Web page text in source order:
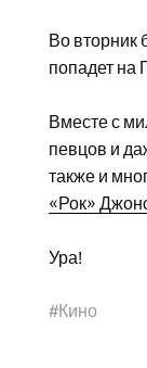
Во вторник
попадет на
Вместе с
певцов и
также и
«Рок»
Ура!
#Кино